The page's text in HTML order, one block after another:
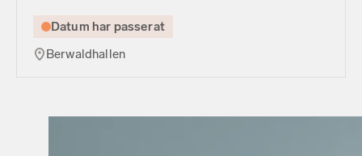
Datum har passerat
Berwaldhallen